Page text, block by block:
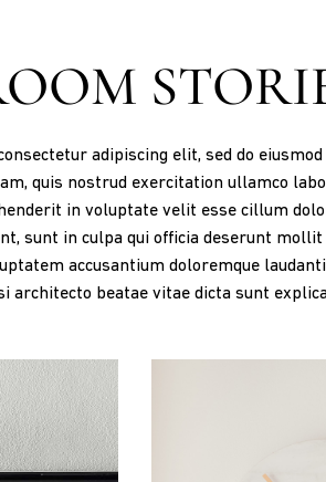
adipiscing elit, sed do
quis nostrud exercitation ullamco
in voluptate velit esse cillum
sunt in culpa qui officia deserunt
accusantium doloremque
beatae vitae dicta sunt